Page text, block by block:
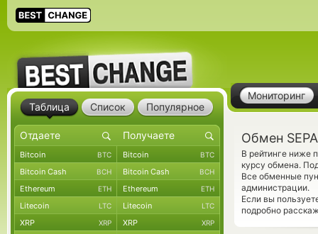
Мониторинг
Обмен
В рейтинге ниже
курсу обмена.
Все обменные
администрации.
Если вы
подробно
Таблица Список Популярное
Bitcoin BTC Bitcoin BTC
Bitcoin Cash BCH Bitcoin Cash BCH
Ethereum ETH Ethereum ETH
Litecoin LTC Litecoin LTC
XRP XRP XRP XRP